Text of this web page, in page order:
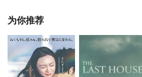
梅舍夫（奥列格·扬科夫斯基 Oleg
有钱的乌尔边宁，然而，在新婚那天，奥
爱意。结婚之后，奥尔加才知道，乌尔边
有钱，受不了贫穷日子的奥尔加转而成为
为你推荐